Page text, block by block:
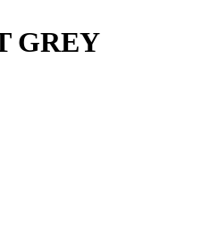
GREY